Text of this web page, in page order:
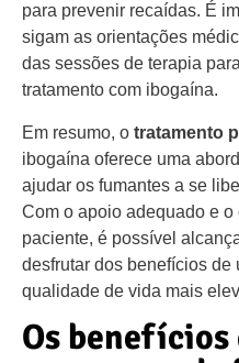
para prevenir recaídas. É
sigam as orientações
das sessões de terapia
tratamento com ibogaína.
Em resumo, o tratamento
ibogaína oferece uma
ajudar os fumantes a se
Com o apoio adequado e
paciente, é possível
desfrutar dos benefícios de
qualidade de vida mais
Os